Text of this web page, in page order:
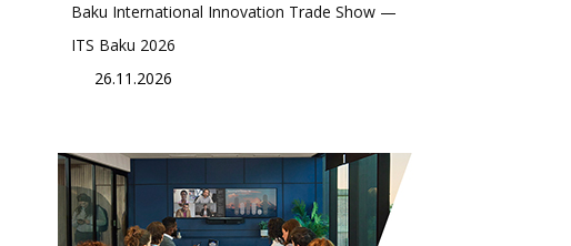
Baku International Innovation Trade Show —
ITS Baku 2026
26.11.2026